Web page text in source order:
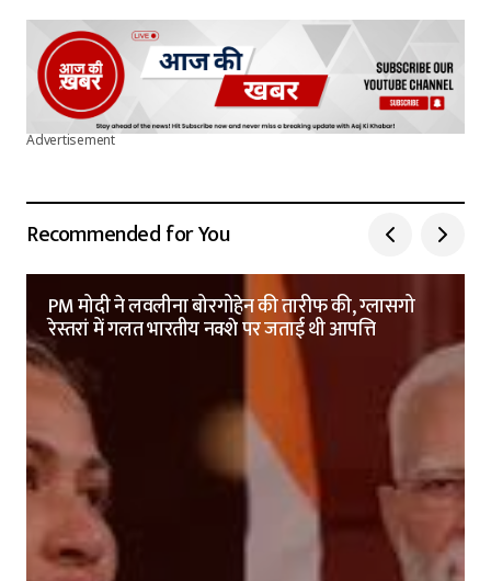
Advertisement
Recommended for You
PM मोदी ने लवलीना बोरगोहेन की तारीफ की, ग्लासगो
रेस्तरां में गलत भारतीय नक्शे पर जताई थी आपत्ति